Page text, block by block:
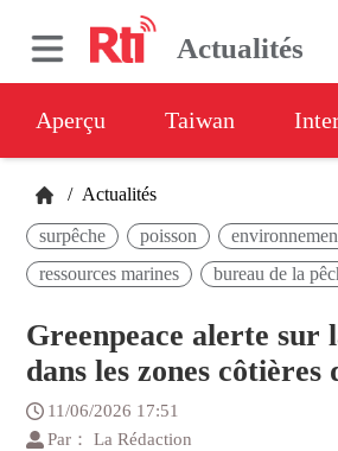
Actualités
Aperçu Taiwan
/ Actualités
surpêche poisson
ressources marines
bureau de la
Greenpeace alerte sur
dans les zones côtières
11/06/2026 17:51
Par： La Rédaction